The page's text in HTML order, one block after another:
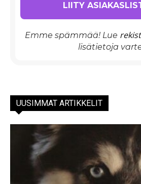
Emme spämmää! Lue
lisätietoja
UUSIMMAT ARTIKKELIT